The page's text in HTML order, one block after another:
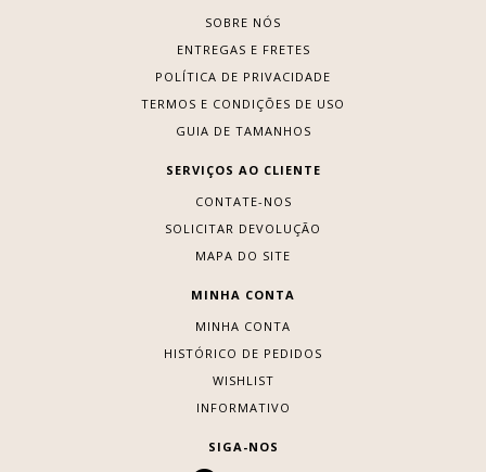
SOBRE NÓS
ENTREGAS E FRETES
POLÍTICA DE PRIVACIDADE
TERMOS E CONDIÇÕES DE USO
GUIA DE TAMANHOS
SERVIÇOS AO CLIENTE
CONTATE-NOS
SOLICITAR DEVOLUÇÃO
MAPA DO SITE
MINHA CONTA
MINHA CONTA
HISTÓRICO DE PEDIDOS
WISHLIST
INFORMATIVO
SIGA-NOS